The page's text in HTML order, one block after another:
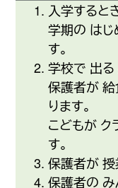
入学すると
学期の はじ
す。
学校で 出る
保護者が
ります。
こどもが
す。
保護者が
保護者の